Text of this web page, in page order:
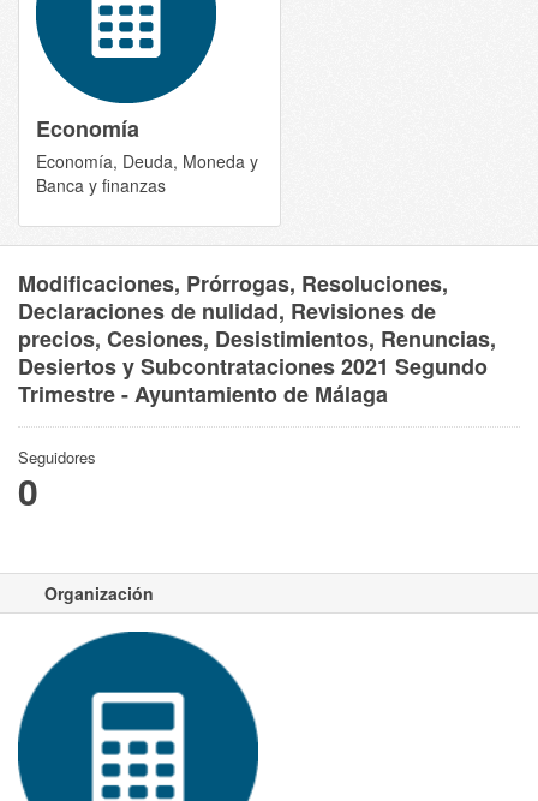
Economía
Economía, Deuda, Moneda y
Banca y finanzas
Modificaciones, Prórrogas, Resoluciones,
Declaraciones de nulidad, Revisiones de
precios, Cesiones, Desistimientos, Renuncias,
Desiertos y Subcontrataciones 2021 Segundo
Trimestre - Ayuntamiento de Málaga
Seguidores
0
Organización